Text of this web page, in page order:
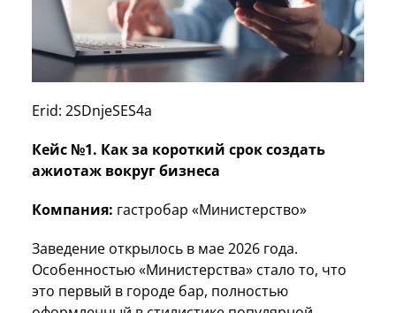
Erid: 2SDnjeSES4a
Кейс №1. Как за короткий срок создать
ажиотаж вокруг бизнеса
Компания: гастробар «Министерство»
Заведение открылось в мае 2026 года.
Особенностью «Министерства» стало то, что
это первый в городе бар, полностью